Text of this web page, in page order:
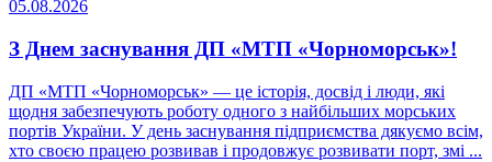
05.08.2026
З Днем заснування ДП «МТП «Чорноморськ»!
ДП «МТП «Чорноморськ» — це історія, досвід і люди, які
щодня забезпечують роботу одного з найбільших морських
портів України. У день заснування підприємства дякуємо всім,
хто своєю працею розвивав і продовжує розвивати порт, змі ...